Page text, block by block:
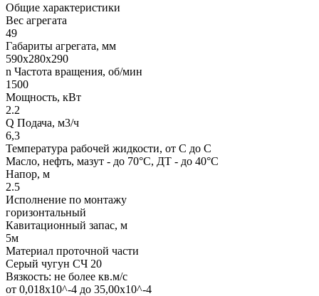
Общие характеристики
Вес агрегата
49
Габариты агрегата, мм
590х280х290
n Частота вращения, об/мин
1500
Мощность, кВт
2.2
Q Подача, м3/ч
6,3
Температура рабочей жидкости, от С до С
Масло, нефть, мазут - до 70°С, ДТ - до 40°С
Напор, м
2.5
Исполнение по монтажу
горизонтальный
Кавитационный запас, м
5м
Материал проточной части
Серый чугун СЧ 20
Вязкость: не более кв.м/с
от 0,018х10^-4 до 35,00х10^-4